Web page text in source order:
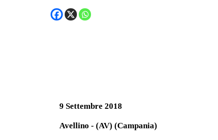
9 Settembre 2018
Avellino - (AV) (Campania)